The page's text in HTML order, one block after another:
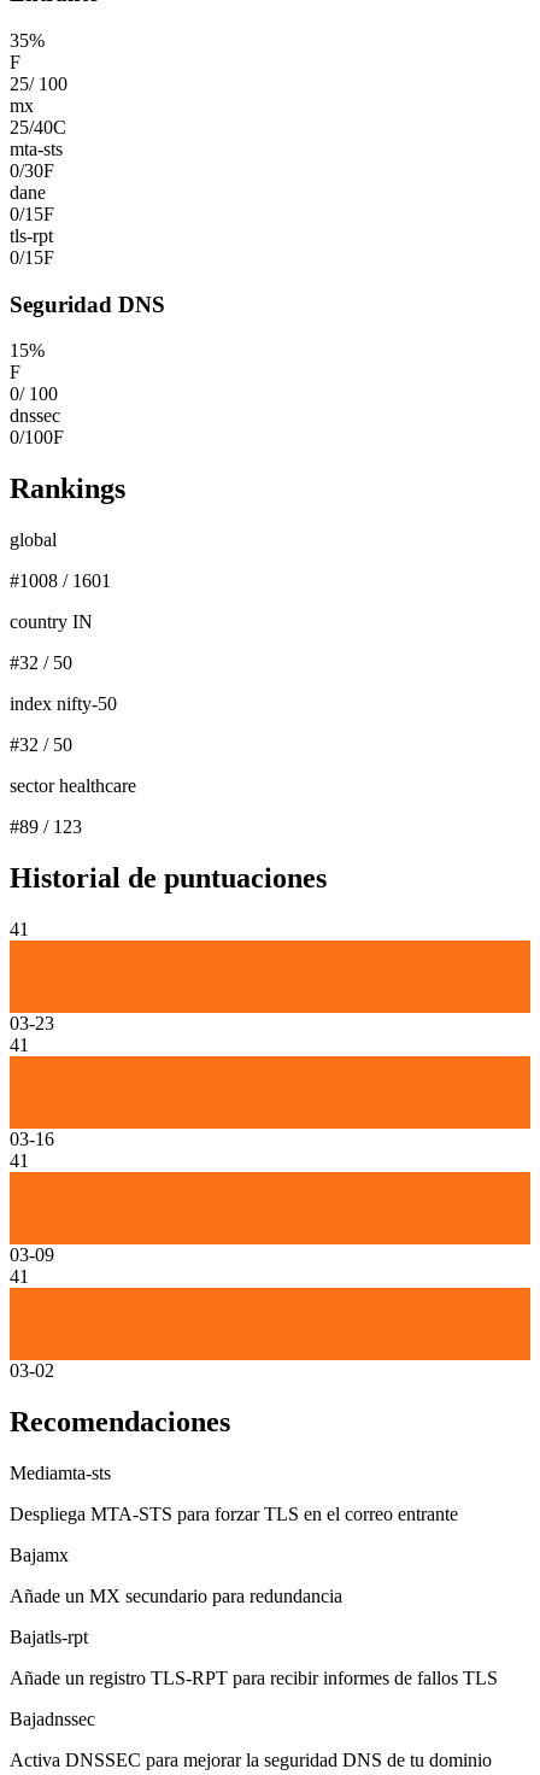
35%
F
25/ 100
mx
25/40C
mta-sts
0/30F
dane
0/15F
tls-rpt
0/15F
Seguridad DNS
15%
F
0/ 100
dnssec
0/100F
Rankings
global
#1008 / 1601
country IN
#32 / 50
index nifty-50
#32 / 50
sector healthcare
#89 / 123
Historial de puntuaciones
41
03-23
41
03-16
41
03-09
41
03-02
Recomendaciones
Mediamta-sts
Despliega MTA-STS para forzar TLS en el correo entrante
Bajamx
Añade un MX secundario para redundancia
Bajatls-rpt
Añade un registro TLS-RPT para recibir informes de fallos TLS
Bajadnssec
Activa DNSSEC para mejorar la seguridad DNS de tu dominio